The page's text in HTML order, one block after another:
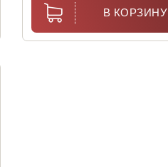
В КОРЗИНУ